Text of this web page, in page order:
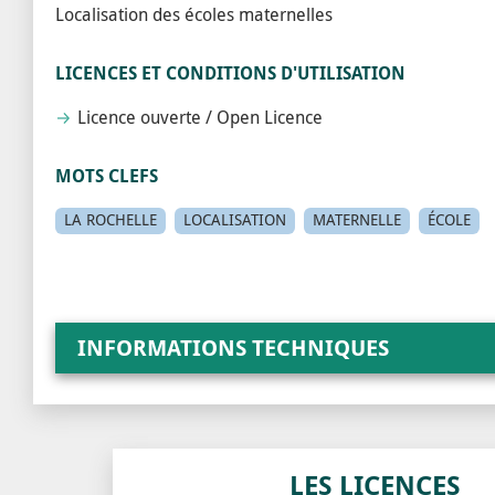
Localisation des écoles maternelles
LICENCES ET CONDITIONS D'UTILISATION
Licence ouverte / Open Licence
MOTS CLEFS
LA ROCHELLE LOCALISATION MATERNELLE ÉCOLE
INFORMATIONS TECHNIQUES
LES LICENCES